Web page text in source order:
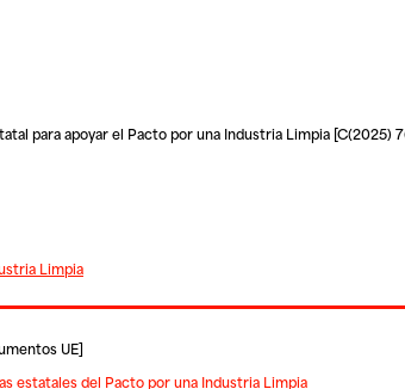
para apoyar el Pacto por una Industria Limpia [C(2025)
Limpia
UE]
estatales del Pacto por una Industria Limpia